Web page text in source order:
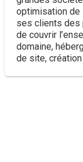
optimisation de
ses clients des
de couvrir
domaine,
de site,